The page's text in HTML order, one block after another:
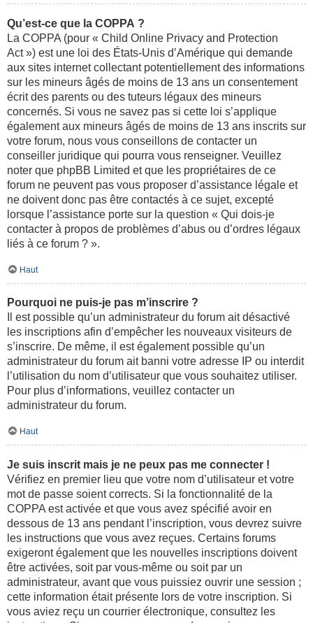
Qu’est-ce que la COPPA ?
La COPPA (pour « Child Online Privacy and Protection
Act ») est une loi des États-Unis d’Amérique qui demande
aux sites internet collectant potentiellement des informations
sur les mineurs âgés de moins de 13 ans un consentement
écrit des parents ou des tuteurs légaux des mineurs
concernés. Si vous ne savez pas si cette loi s’applique
également aux mineurs âgés de moins de 13 ans inscrits sur
votre forum, nous vous conseillons de contacter un
conseiller juridique qui pourra vous renseigner. Veuillez
noter que phpBB Limited et que les propriétaires de ce
forum ne peuvent pas vous proposer d’assistance légale et
ne doivent donc pas être contactés à ce sujet, excepté
lorsque l’assistance porte sur la question « Qui dois-je
contacter à propos de problèmes d’abus ou d’ordres légaux
liés à ce forum ? ».
Haut
Pourquoi ne puis-je pas m’inscrire ?
Il est possible qu’un administrateur du forum ait désactivé
les inscriptions afin d’empêcher les nouveaux visiteurs de
s’inscrire. De même, il est également possible qu’un
administrateur du forum ait banni votre adresse IP ou interdit
l’utilisation du nom d’utilisateur que vous souhaitez utiliser.
Pour plus d’informations, veuillez contacter un
administrateur du forum.
Haut
Je suis inscrit mais je ne peux pas me connecter !
Vérifiez en premier lieu que votre nom d’utilisateur et votre
mot de passe soient corrects. Si la fonctionnalité de la
COPPA est activée et que vous avez spécifié avoir en
dessous de 13 ans pendant l’inscription, vous devrez suivre
les instructions que vous avez reçues. Certains forums
exigeront également que les nouvelles inscriptions doivent
être activées, soit par vous-même ou soit par un
administrateur, avant que vous puissiez ouvrir une session ;
cette information était présente lors de votre inscription. Si
vous aviez reçu un courrier électronique, consultez les